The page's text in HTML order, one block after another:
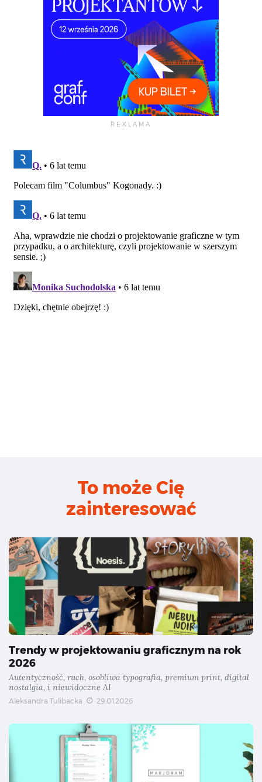
To może Cię
zainteresować
Trendy w projektowaniu graficznym na rok
2026
Autentyczność, ruch, osobliwa typografia, premium print, digital
nostalgia, i niewidoczne AI
Aleksandra Tulibacka 29.01.2026